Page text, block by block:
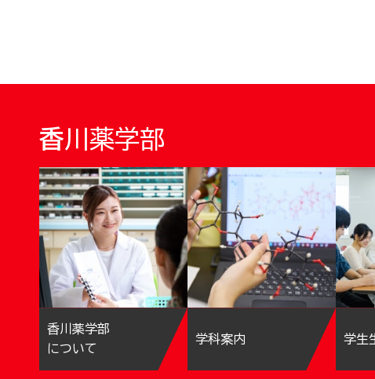
香川薬学部
香川薬学部
について
学科案内 学生